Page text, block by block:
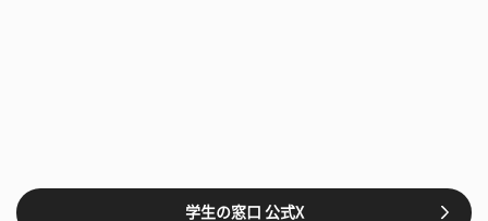
学生の窓口 公式X